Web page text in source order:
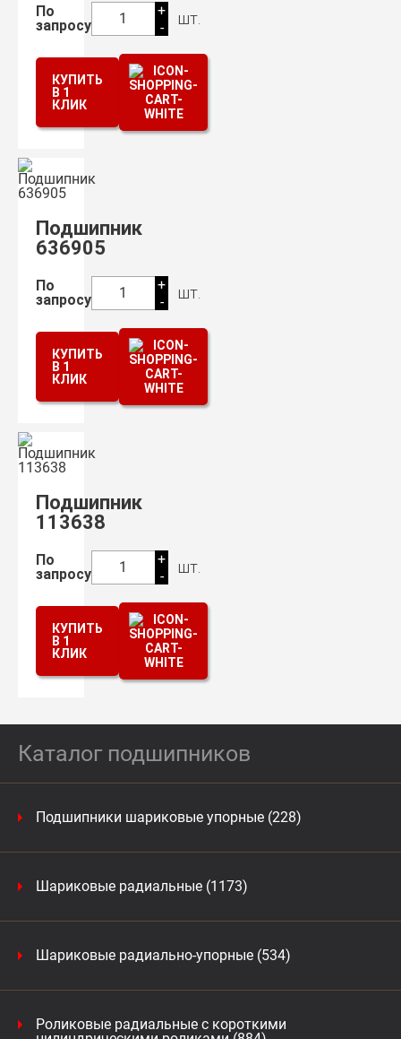
Каталог подшипников
Подшипники шариковые упорные (228)
Шариковые радиальные (1173)
Шариковые радиально-упорные (534)
Роликовые радиальные с короткими
По
запросу
1
+
-
шт.
КУПИТЬ
В 1
КЛИК
Подшипник
636905
По
запросу
1
+
-
шт.
КУПИТЬ
В 1
КЛИК
Подшипник
113638
По
запросу
1
+
-
шт.
КУПИТЬ
В 1
КЛИК